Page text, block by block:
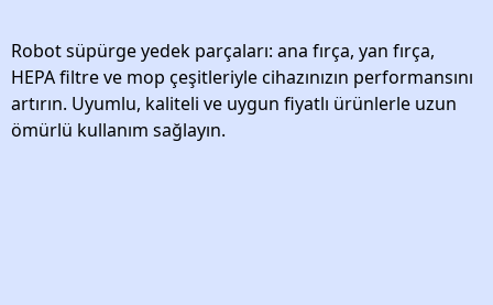
Robot süpürge yedek parçaları: ana fırça, yan fırça,
HEPA filtre ve mop çeşitleriyle cihazınızın performansını
artırın. Uyumlu, kaliteli ve uygun fiyatlı ürünlerle uzun
ömürlü kullanım sağlayın.